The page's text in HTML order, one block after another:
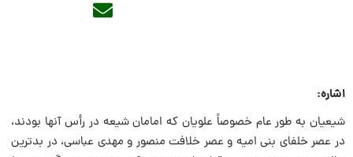
اشاره:
شیعیان به طور عام خصوصاً علویان که امامان شیعه در رأس آنها بودند،
در عصر خلفاى بنى امیه و عصر خلافت منصور و مهدى عباسى، در بدترین